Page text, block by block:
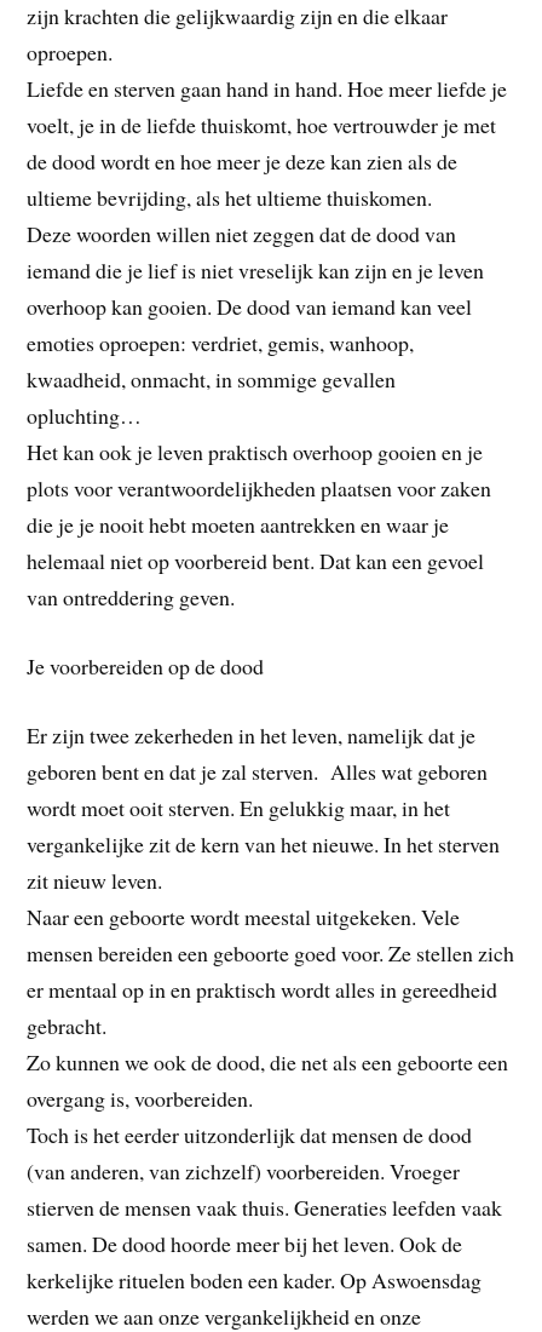
zijn krachten die gelijkwaardig zijn en die elkaar
oproepen.
Liefde en sterven gaan hand in hand. Hoe meer liefde je
voelt, je in de liefde thuiskomt, hoe vertrouwder je met
de dood wordt en hoe meer je deze kan zien als de
ultieme bevrijding, als het ultieme thuiskomen.
Deze woorden willen niet zeggen dat de dood van
iemand die je lief is niet vreselijk kan zijn en je leven
overhoop kan gooien. De dood van iemand kan veel
emoties oproepen: verdriet, gemis, wanhoop,
kwaadheid, onmacht, in sommige gevallen
opluchting…
Het kan ook je leven praktisch overhoop gooien en je
plots voor verantwoordelijkheden plaatsen voor zaken
die je je nooit hebt moeten aantrekken en waar je
helemaal niet op voorbereid bent. Dat kan een gevoel
van ontreddering geven.
Je voorbereiden op de dood
Er zijn twee zekerheden in het leven, namelijk dat je
geboren bent en dat je zal sterven. Alles wat geboren
wordt moet ooit sterven. En gelukkig maar, in het
vergankelijke zit de kern van het nieuwe. In het sterven
zit nieuw leven.
Naar een geboorte wordt meestal uitgekeken. Vele
mensen bereiden een geboorte goed voor. Ze stellen zich
er mentaal op in en praktisch wordt alles in gereedheid
gebracht.
Zo kunnen we ook de dood, die net als een geboorte een
overgang is, voorbereiden.
Toch is het eerder uitzonderlijk dat mensen de dood
(van anderen, van zichzelf) voorbereiden. Vroeger
stierven de mensen vaak thuis. Generaties leefden vaak
samen. De dood hoorde meer bij het leven. Ook de
kerkelijke rituelen boden een kader. Op Aswoensdag
werden we aan onze vergankelijkheid en onze